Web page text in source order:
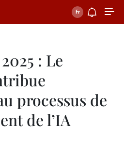
: Le
processus de
de l’IA